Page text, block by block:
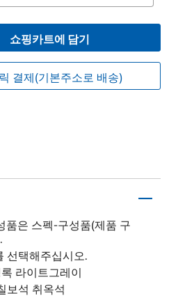
쇼핑카트에 담기
결제(기본주소로 배송)
품은 스펙-구성품(제품 구
선택해주십시오.
라이트그레이
보석 취옥석